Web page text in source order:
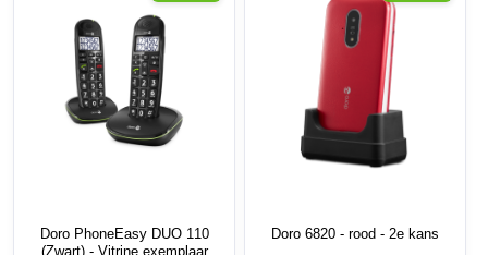
Doro PhoneEasy DUO 110
(Zwart) - Vitrine exemplaar
Doro 6820 - rood - 2e kans